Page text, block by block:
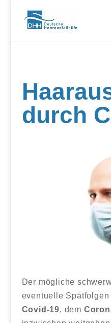
durch
Der mögliche
eventuelle Spätfolgen
Covid-19, dem